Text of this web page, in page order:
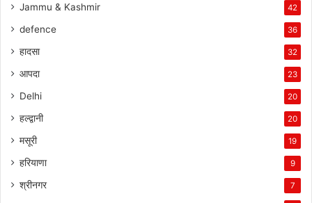
Jammu & Kashmir 42
defence 36
हादसा 32
आपदा 23
Delhi 20
हल्द्वानी 20
मसूरी 19
हरियाणा 9
श्रीनगर 7